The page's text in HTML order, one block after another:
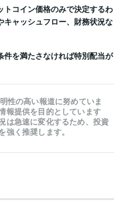
コイン価格のみで決定するわ
キャッシュフロー、財務状況な
を満たさなければ特別配当が
性の高い報道に努めていま
報提供を目的としています
は急速に変化するため、投資
強く推奨します。